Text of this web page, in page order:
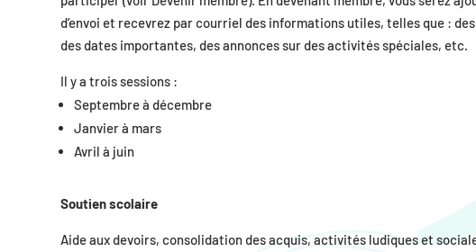
d’envoi et recevrez par courriel des informations utiles, telles que :
des dates importantes, des annonces sur des activités spéciales, etc.
Il y a trois sessions :
Septembre à décembre
Janvier à mars
Avril à juin
Soutien scolaire
Aide aux devoirs, consolidation des acquis, activités ludiques et